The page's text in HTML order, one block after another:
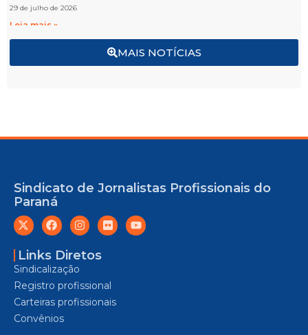
MAIS NOTÍCIAS
29 de julho de 2026
Leia mais »
Sindicato de Jornalistas Profissionais do
Paraná
Links Diretos
Sindicalização
Registro profissional
Carteiras profissionais
Convênios